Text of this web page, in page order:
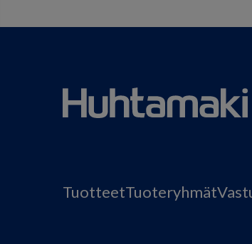
TuotteetTuoteryhmät